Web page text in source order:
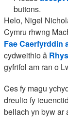
buttons.
Helo, Nigel
Cymru rhwng
Fae Caerfyrddin
cydweithio â
gyfrifol am ran o
Ces fy magu
dreulio fy
bellach yn byw ar